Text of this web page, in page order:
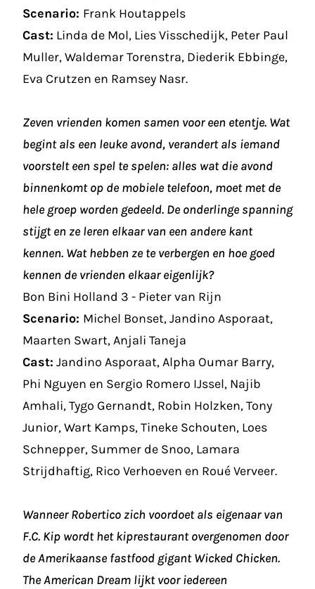
Scenario: Frank Houtappels
Cast: Linda de Mol, Lies Visschedijk, Peter Paul
Muller, Waldemar Torenstra, Diederik Ebbinge,
Eva Crutzen en Ramsey Nasr.
Zeven vrienden komen samen voor een etentje. Wat
begint als een leuke avond, verandert als iemand
voorstelt een spel te spelen: alles wat die avond
binnenkomt op de mobiele telefoon, moet met de
hele groep worden gedeeld. De onderlinge spanning
stijgt en ze leren elkaar van een andere kant
kennen. Wat hebben ze te verbergen en hoe goed
kennen de vrienden elkaar eigenlijk?
Bon Bini Holland 3 - Pieter van Rijn
Scenario: Michel Bonset, Jandino Asporaat,
Maarten Swart, Anjali Taneja
Cast: Jandino Asporaat, Alpha Oumar Barry,
Phi Nguyen en Sergio Romero IJssel, Najib
Amhali, Tygo Gernandt, Robin Holzken, Tony
Junior, Wart Kamps, Tineke Schouten, Loes
Schnepper, Summer de Snoo, Lamara
Strijdhaftig, Rico Verhoeven en Roué Verveer.
Wanneer Robertico zich voordoet als eigenaar van
F.C. Kip wordt het kiprestaurant overgenomen door
de Amerikaanse fastfood gigant Wicked Chicken.
The American Dream lijkt voor iedereen